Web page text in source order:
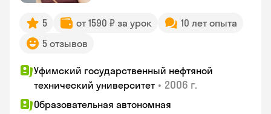
5 от 1590 ₽ за урок
10 лет опыта
5 отзывов
Уфимский государственный нефтяной
технический университет • 2006 г.
Образовательная автономная